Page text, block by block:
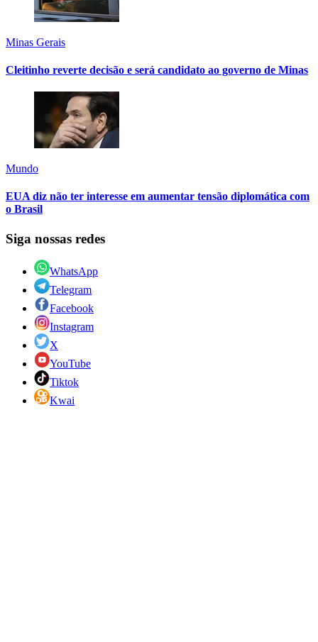
Minas Gerais
Cleitinho reverte decisão e será candidato ao governo de Minas
Mundo
EUA diz não ter interesse em aumentar tensão diplomática com
o Brasil
Siga nossas redes
WhatsApp
Telegram
Facebook
Instagram
X
YouTube
Tiktok
Kwai